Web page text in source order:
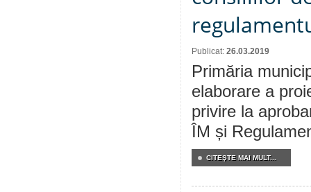
Publicat: 26.03.2019
Primăria
elaborare a
privire la
ÎM și
CITEŞTE MAI MULT...